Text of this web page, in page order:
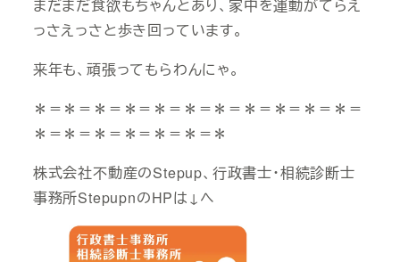
まだまだ食欲もちゃんとあり、家中を運動がてらえ
っさえっさと歩き回っています。
来年も、頑張ってもらわんにゃ。
＊＝＊＝＊＝＊＝＊＝＊＝＊＝＊＝＊＝＊＝＊＝
＊＝＊＝＊＝＊＝＊＝＊＝＊
株式会社不動産のStepup、行政書士・相続診断士
事務所StepupnのHPは↓へ